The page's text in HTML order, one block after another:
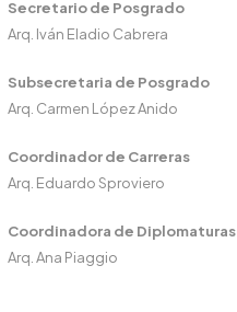
Secretario de Posgrado
Arq. Iván Eladio Cabrera
Subsecretaria de Posgrado
Arq. Carmen López Anido
Coordinador de Carreras
Arq. Eduardo Sproviero
Coordinadora de Diplomaturas
Arq. Ana Piaggio